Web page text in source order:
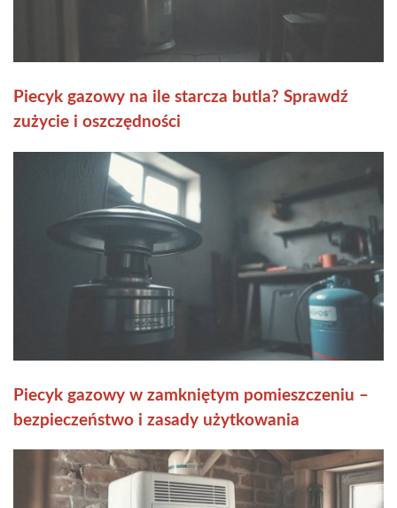
Piecyk gazowy na ile starcza butla? Sprawdź
zużycie i oszczędności
Piecyk gazowy w zamkniętym pomieszczeniu –
bezpieczeństwo i zasady użytkowania